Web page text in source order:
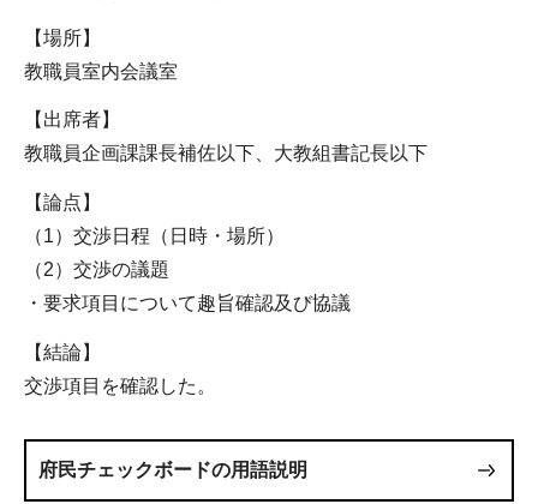
【場所】
教職員室内会議室
【出席者】
教職員企画課課長補佐以下、大教組書記長以下
【論点】
（1）交渉日程（日時・場所）
（2）交渉の議題
・要求項目について趣旨確認及び協議
【結論】
交渉項目を確認した。
府民チェックボードの用語説明